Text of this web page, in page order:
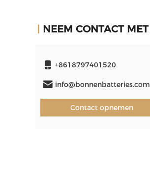
+8618797401520
info@bonnenbatteries.com
Contact opnemen